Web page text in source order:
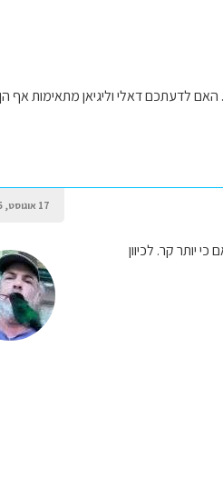
לדעתכם דאלי וליגיאן מתאימות אף
17 אוגוסט, 2015
יותר קר. לכיוון